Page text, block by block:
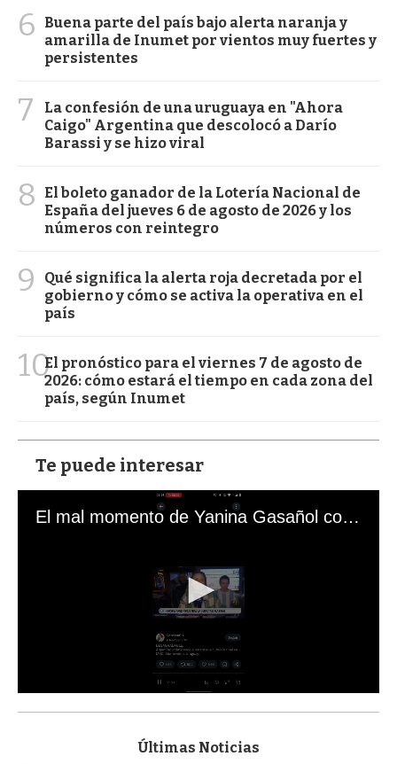
6
Buena parte del país bajo alerta naranja y
amarilla de Inumet por vientos muy fuertes y
persistentes
7
La confesión de una uruguaya en "Ahora
Caigo" Argentina que descolocó a Darío
Barassi y se hizo viral
8
El boleto ganador de la Lotería Nacional de
España del jueves 6 de agosto de 2026 y los
números con reintegro
9
Qué significa la alerta roja decretada por el
gobierno y cómo se activa la operativa en el
país
10El pronóstico para el viernes 7 de agosto de
2026: cómo estará el tiempo en cada zona del
país, según Inumet
Te puede interesar
El mal momento de Yanina Gasañol con un hincha argentino en "Subrayado"
s
Últimas Noticias